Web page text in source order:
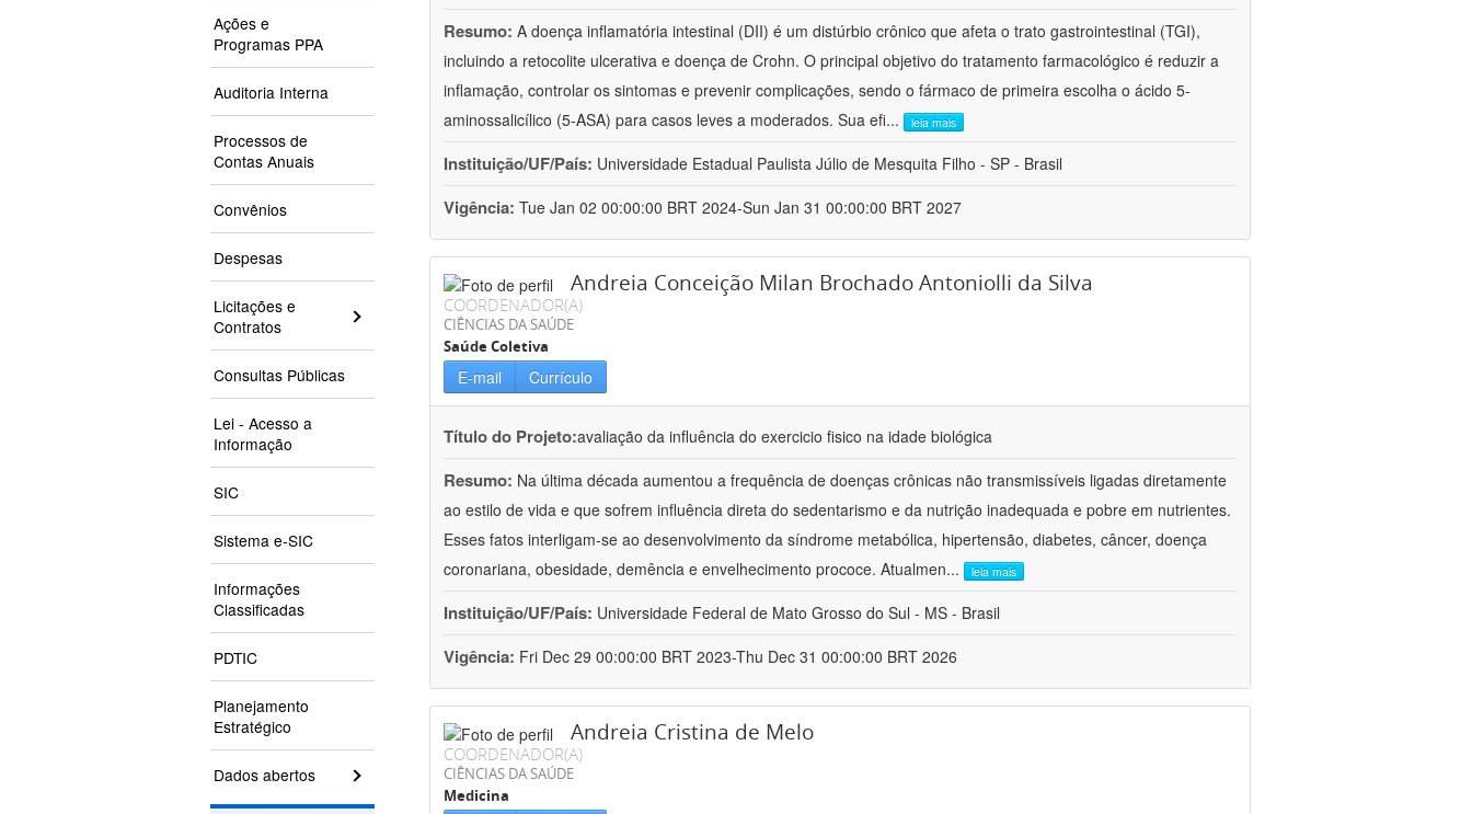
Ações e
Programas PPA
Auditoria Interna
Processos de
Contas Anuais
Convênios
Despesas
Licitações e
Contratos
Consultas Públicas
Lei - Acesso a
Informação
SIC
Sistema e-SIC
Informações
Classificadas
PDTIC
Planejamento
Estratégico
Dados abertos
Resumo: A doença inflamatória intestinal (DII) é um distúrbio crônico que afeta o trato gastrointestinal (TGI),
incluindo a retocolite ulcerativa e doença de Crohn. O principal objetivo do tratamento farmacológico é reduzir a
inflamação, controlar os sintomas e prevenir complicações, sendo o fármaco de primeira escolha o ácido 5-
aminossalicílico (5-ASA) para casos leves a moderados. Sua efi... leia mais
Instituição/UF/País: Universidade Estadual Paulista Júlio de Mesquita Filho - SP - Brasil
Vigência: Tue Jan 02 00:00:00 BRT 2024-Sun Jan 31 00:00:00 BRT 2027
Andreia Conceição Milan Brochado Antoniolli da Silva
COORDENADOR(A)
CIÊNCIAS DA SAÚDE
Saúde Coletiva
E-mail Currículo
Título do Projeto:avaliação da influência do exercicio fisico na idade biológica
Resumo: Na última década aumentou a frequência de doenças crônicas não transmissíveis ligadas diretamente
ao estilo de vida e que sofrem influência direta do sedentarismo e da nutrição inadequada e pobre em nutrientes.
Esses fatos interligam-se ao desenvolvimento da síndrome metabólica, hipertensão, diabetes, câncer, doença
coronariana, obesidade, demência e envelhecimento prococe. Atualmen... leia mais
Instituição/UF/País: Universidade Federal de Mato Grosso do Sul - MS - Brasil
Vigência: Fri Dec 29 00:00:00 BRT 2023-Thu Dec 31 00:00:00 BRT 2026
Andreia Cristina de Melo
COORDENADOR(A)
CIÊNCIAS DA SAÚDE
Medicina